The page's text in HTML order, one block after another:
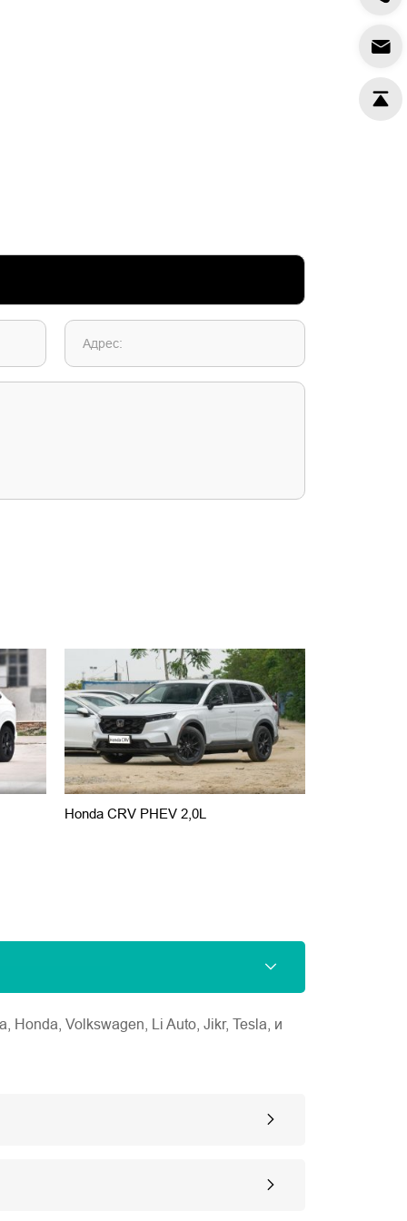
Адрес:
Honda CRV PHEV 2,0L
Honda, Volkswagen, Li Auto, Jikr, Tesla, и